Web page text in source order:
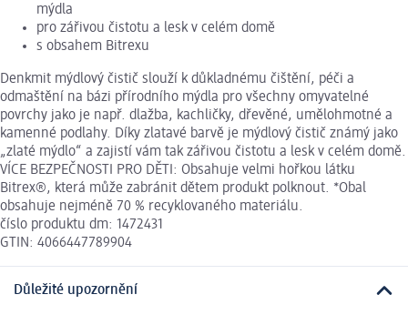
mýdla
pro zářivou čistotu a lesk v celém domě
s obsahem Bitrexu
Denkmit mýdlový čistič slouží k důkladnému čištění, péči a
odmaštění na bázi přírodního mýdla pro všechny omyvatelné
povrchy jako je např. dlažba, kachličky, dřevěné, umělohmotné a
kamenné podlahy. Díky zlatavé barvě je mýdlový čistič známý jako
„zlaté mýdlo“ a zajistí vám tak zářivou čistotu a lesk v celém domě.
VÍCE BEZPEČNOSTI PRO DĚTI: Obsahuje velmi hořkou látku
Bitrex®, která může zabránit dětem produkt polknout. *Obal
obsahuje nejméně 70 % recyklovaného materiálu.
číslo produktu dm: 1472431
GTIN: 4066447789904
Důležité upozornění